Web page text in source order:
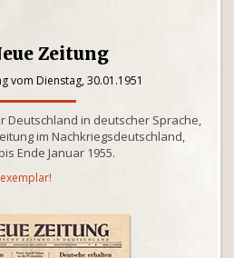
Zeitung
vom Dienstag, 30.01.1951
Deutschland in deutscher Sprache,
im Nachkriegsdeutschland,
Ende Januar 1955.